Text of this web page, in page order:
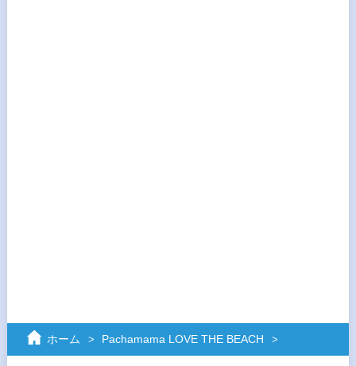
ホーム Pachamama LOVE THE BEACH